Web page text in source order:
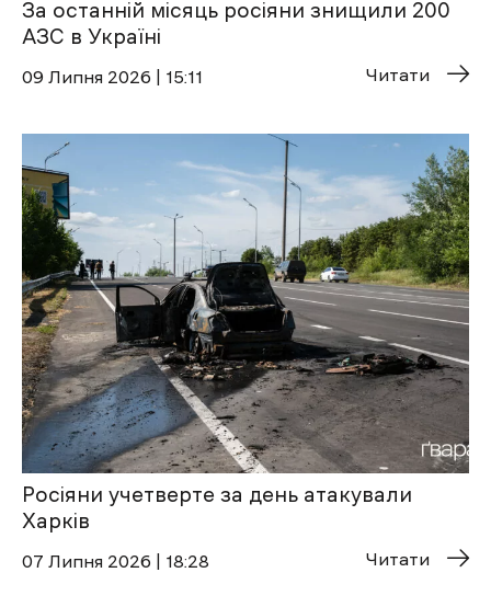
За останній місяць росіяни знищили 200
АЗС в Україні
09 Липня 2026 | 15:11 Читати
Росіяни учетверте за день атакували
Харків
07 Липня 2026 | 18:28 Читати